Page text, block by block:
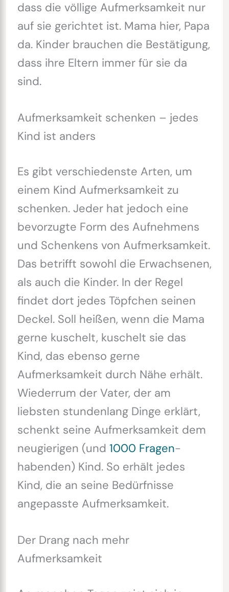
dass die völlige Aufmerksamkeit nur
auf sie gerichtet ist. Mama hier, Papa
da. Kinder brauchen die Bestätigung,
dass ihre Eltern immer für sie da
sind.
Aufmerksamkeit schenken – jedes
Kind ist anders
Es gibt verschiedenste Arten, um
einem Kind Aufmerksamkeit zu
schenken. Jeder hat jedoch eine
bevorzugte Form des Aufnehmens
und Schenkens von Aufmerksamkeit.
Das betrifft sowohl die Erwachsenen,
als auch die Kinder. In der Regel
findet dort jedes Töpfchen seinen
Deckel. Soll heißen, wenn die Mama
gerne kuschelt, kuschelt sie das
Kind, das ebenso gerne
Aufmerksamkeit durch Nähe erhält.
Wiederrum der Vater, der am
liebsten stundenlang Dinge erklärt,
schenkt seine Aufmerksamkeit dem
neugierigen (und 1000 Fragen-
habenden) Kind. So erhält jedes
Kind, die an seine Bedürfnisse
angepasste Aufmerksamkeit.
Der Drang nach mehr
Aufmerksamkeit